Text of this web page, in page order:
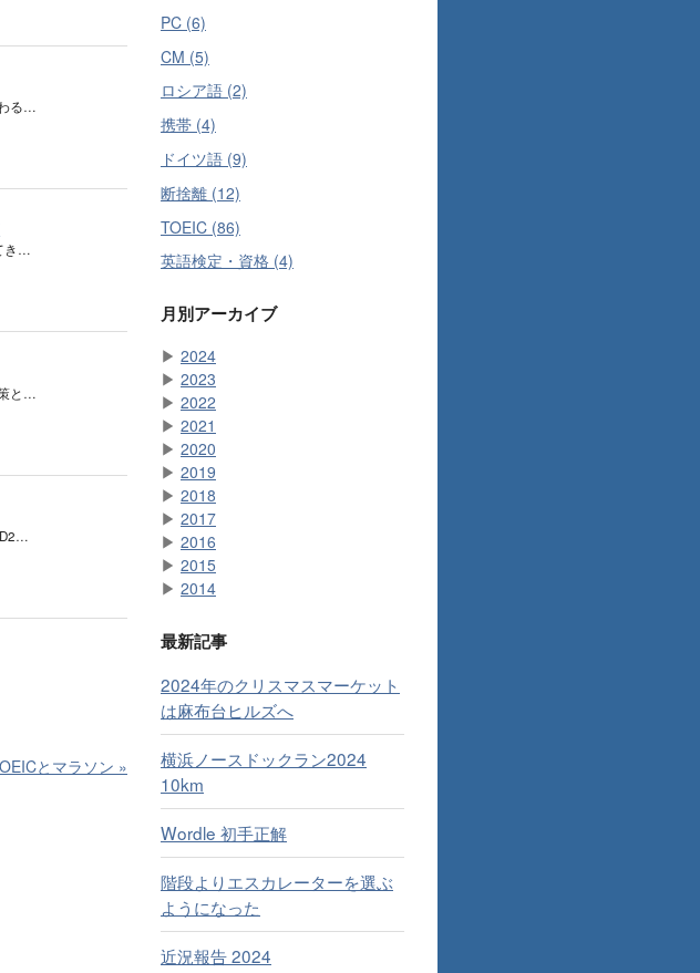
る…
き…
と…
とマラソン »
PC (6)
CM (5)
ロシア語 (2)
携帯 (4)
ドイツ語 (9)
断捨離 (12)
TOEIC (86)
英語検定・資格 (4)
月別アーカイブ
▶ 2024
▶ 2023
▶ 2022
▶ 2021
▶ 2020
▶ 2019
▶ 2018
▶ 2017
▶ 2016
▶ 2015
▶ 2014
最新記事
2024年のクリスマスマーケット
は麻布台ヒルズへ
横浜ノースドックラン2024
10km
Wordle 初手正解
階段よりエスカレーターを選ぶ
ようになった
近況報告 2024